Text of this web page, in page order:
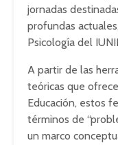
jornadas
profundas
Psicología del
A partir de las
teóricas que
Educación, estos
términos de
un marco